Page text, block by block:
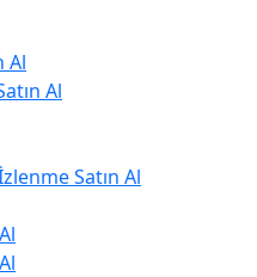
Al
Al
Satın Al